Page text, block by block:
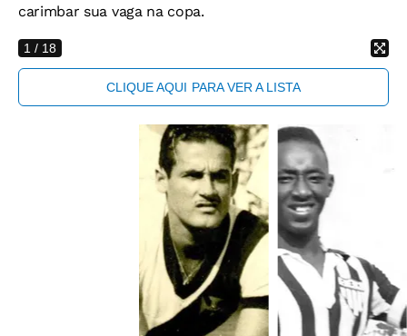
carimbar sua vaga na copa.
CLIQUE AQUI PARA VER A LISTA
1 / 18